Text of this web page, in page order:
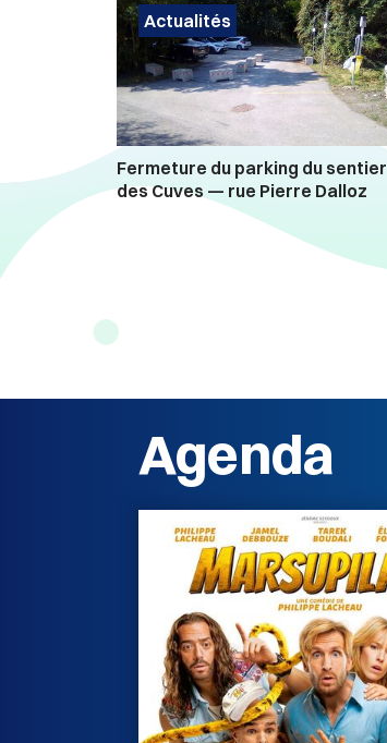
Actualités
Fermeture du parking du sentier
des Cuves — rue Pierre Dalloz
Agenda